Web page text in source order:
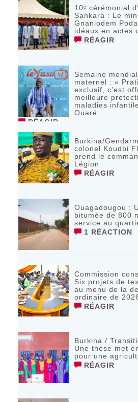
10ᵉ cérémonial
Sankara : Le
Gnaniodem
idéaux en actes
RÉAGIR
Semaine
maternel : «
exclusif, c’est
meilleure
maladies
Ouaré
RÉAGIR
Burkina/
colonel Koudbi
prend le
Légion
RÉAGIR
Ouagadougou :
bitumée de 800
service au
1 RÉACTION
Commission
Six projets de
au menu de la
ordinaire de
RÉAGIR
Burkina /
Une thèse met
pour une
RÉAGIR